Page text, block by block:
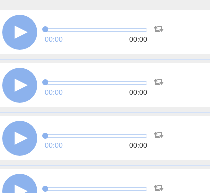
00:00 00:00
00:00 00:00
00:00 00:00